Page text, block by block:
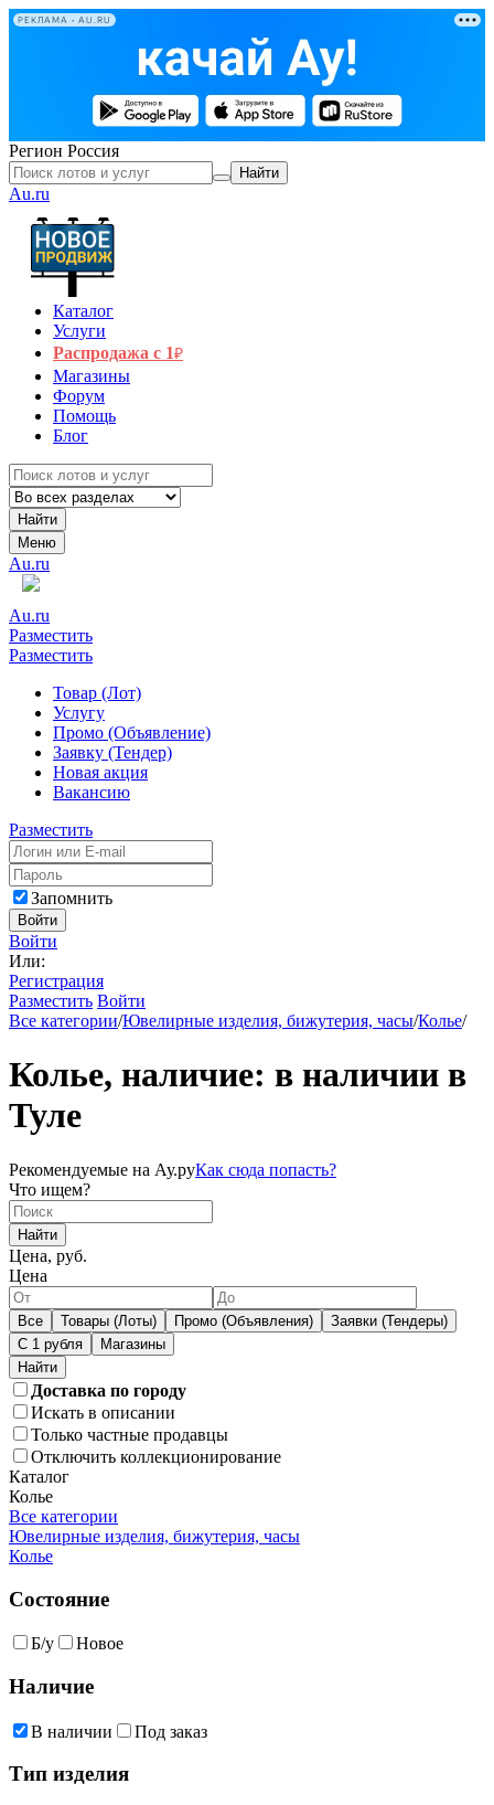
РЕКЛАМА • AU.RU
Регион Россия
Найти
Au.ru
Каталог
Услуги
Распродажа с 1₽
Магазины
Форум
Помощь
Блог
Найти
Меню
Au.ru
Au.ru
Разместить
Разместить
Товар (Лот)
Услугу
Промо (Объявление)
Заявку (Тендер)
Новая акция
Вакансию
Разместить
Запомнить
Войти
Войти
Или:
Регистрация
Разместить Войти
Все категории/Ювелирные изделия, бижутерия, часы/Колье/
Колье, наличие: в наличии в
Туле
Рекомендуемые на Ау.руКак сюда попасть?
Что ищем?
Найти
Цена, руб.
Цена
Все Товары (Лоты) Промо (Объявления)
Заявки (Тендеры)
С 1 рубля
Магазины
Доставка по городу
Искать в описании
Только частные продавцы
Отключить коллекционирование
Каталог
Колье
Все категории
Ювелирные изделия, бижутерия, часы
Колье
Состояние
Б/у Новое
Наличие
В наличии Под заказ
Тип изделия